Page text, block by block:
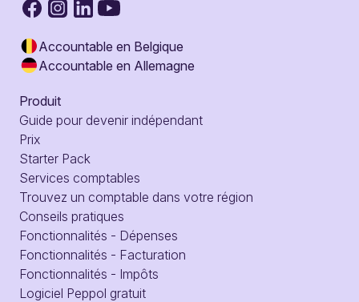
Accountable en Belgique
Accountable en Allemagne
Produit
Guide pour devenir indépendant
Prix
Starter Pack
Services comptables
Trouvez un comptable dans votre région
Conseils pratiques
Fonctionnalités - Dépenses
Fonctionnalités - Facturation
Fonctionnalités - Impôts
Logiciel Peppol gratuit